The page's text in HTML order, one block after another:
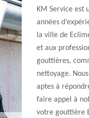
KM Service est
années
la ville de
et aux
gouttières,
nettoyage.
aptes à
faire appel à
votre gouttière